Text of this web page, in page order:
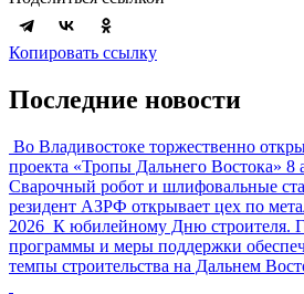
Копировать ссылку
Последние новости
Во Владивостоке торжественно
проекта «Тропы Дальнего Востока» 8
Сварочный робот и шлифовальные
резидент АЗРФ открывает цех по
2026 К юбилейному Дню строителя.
программы и меры поддержки
темпы строительства на Дальнем